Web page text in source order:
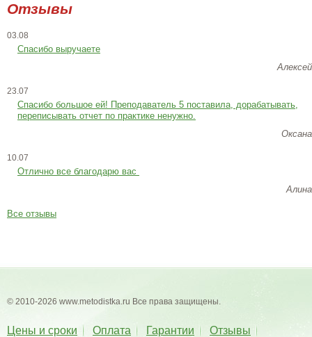
Отзывы
03.08
Спасибо выручаете
Алексей
23.07
Cпасибо большое ей! Преподаватель 5 поставила, дорабатывать,
переписывать отчет по практике ненужно.
Оксана
10.07
Отлично все благодарю вас
Алина
Все отзывы
© 2010-2026 www.metodistka.ru Все права защищены.
Цены и сроки Оплата Гарантии Отзывы